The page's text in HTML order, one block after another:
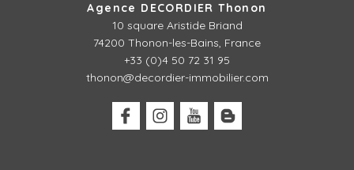
Agence DECORDIER Thonon
10 square Aristide Briand
74200 Thonon-les-Bains, France
+33 (0)4 50 72 31 95
thonon@decordier-immobilier.com